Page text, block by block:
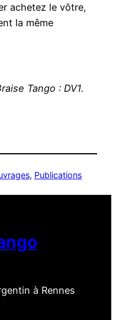
achetez le vôtre,
la même
Tango : DV1.
, Publications
à Rennes